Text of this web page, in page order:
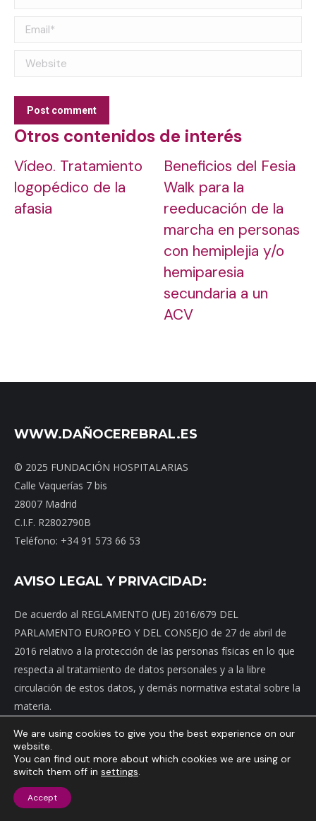
Email *
Website
Post comment
Otros contenidos de interés
Vídeo. Tratamiento
logopédico de la
afasia
Beneficios del Fesia
Walk para la
reeducación de la
marcha en personas
con hemiplejia y/o
hemiparesia
secundaria a un
ACV
WWW.DAÑOCEREBRAL.ES
© 2025 FUNDACIÓN HOSPITALARIAS
Calle Vaquerías 7 bis
28007 Madrid
C.I.F. R2802790B
Teléfono: +34 91 573 66 53
AVISO LEGAL Y PRIVACIDAD:
De acuerdo al REGLAMENTO (UE) 2016/679 DEL
PARLAMENTO EUROPEO Y DEL CONSEJO de 27 de abril de
2016 relativo a la protección de las personas físicas en lo que
respecta al tratamiento de datos personales y a la libre
circulación de estos datos, y demás normativa estatal sobre la
materia.
BUSCA
We are using cookies to give you the best experience on our
website.
You can find out more about which cookies we are using or
switch them off in settings.
Accept